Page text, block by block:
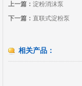
上一篇： 淀粉消沫泵
下一篇： 直联式淀粉泵
相关产品：